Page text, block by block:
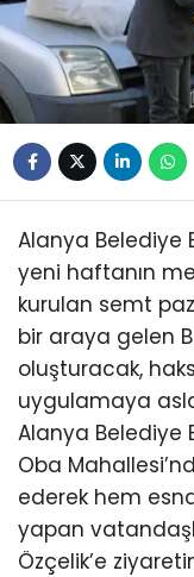
Alanya Belediye
yeni haftanın
kurulan semt
bir araya gelen
oluşturacak,
uygulamaya
Alanya Belediye
Oba
ederek hem
yapan
Özçelik’e